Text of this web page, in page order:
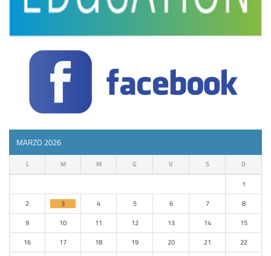
MARZO 2026
L M M G V S D
1
2
3 4 5 6 7
8
9
10 11 12 13 14
15
16
17 18 19 20 21
22